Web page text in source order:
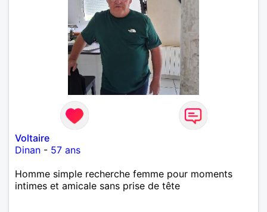
Voltaire
Dinan - 57 ans
Homme simple recherche femme pour moments
intimes et amicale sans prise de tête